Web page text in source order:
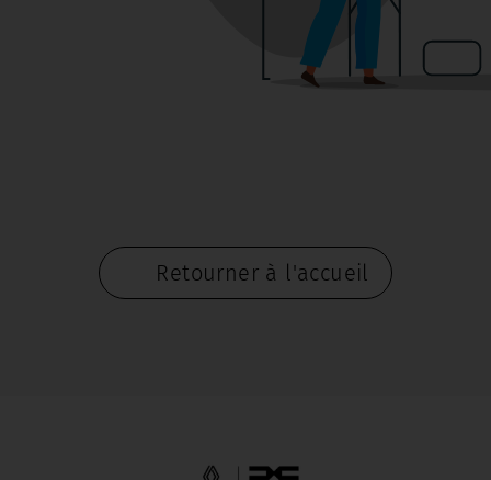
Retourner à l'accueil